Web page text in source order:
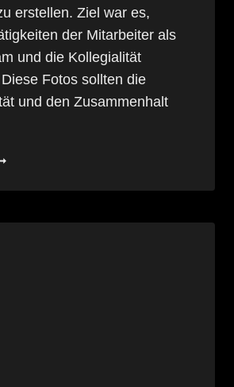
erstellen. Ziel war es,
der Mitarbeiter als
und die Kollegialität
Fotos sollten die
und den Zusammenhalt